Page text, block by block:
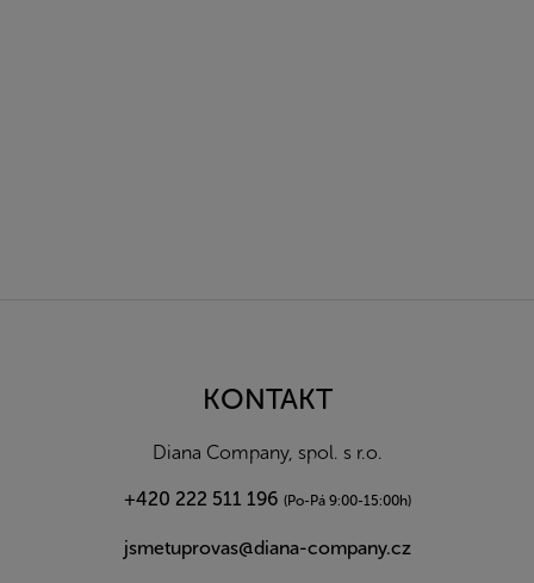
KONTAKT
Diana Company, spol. s r.o.
+420 222 511 196 (Po-Pá 9:00-15:00h)
jsmetuprovas@diana-company.cz